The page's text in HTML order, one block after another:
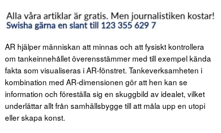
AR hjälper människan att minnas och att fysiskt kontrollera
om tankeinnehållet överensstämmer med till exempel kända
fakta som visualiseras i AR-fönstret. Tankeverksamheten i
kombination med AR-dimensionen gör att hen kan se
information och föreställa sig en skuggbild av idealet, vilket
underlättar allt från samhällsbygge till att måla upp en utopi
eller skapa konst.